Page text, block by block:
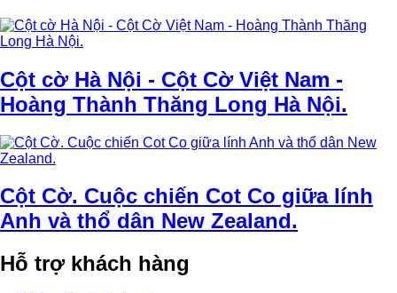
Cột cờ Hà Nội - Cột Cờ Việt Nam -
Hoàng Thành Thăng Long Hà Nội.
Cột Cờ. Cuộc chiến Cot Co giữa lính
Anh và thổ dân New Zealand.
Hỗ trợ khách hàng